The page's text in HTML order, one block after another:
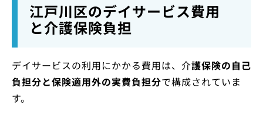
江戸川区のデイサービス費用
と介護保険負担
デイサービスの利用にかかる費用は、介護保険の自己
負担分と保険適用外の実費負担分で構成されていま
す。